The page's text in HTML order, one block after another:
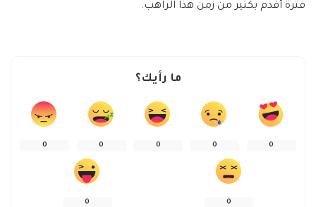
فترة أقدم بكثير من زمن هذا الراهب.
ما رأيك؟
0
0
0
0
0
0
0